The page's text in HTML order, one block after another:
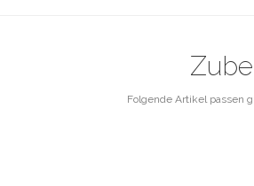
Folgende Artikel passen